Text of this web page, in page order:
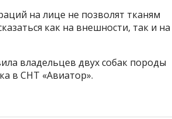
на лице не позволят тканям
как на внешности, так и на
владельцев двух собак породы
в СНТ «Авиатор».